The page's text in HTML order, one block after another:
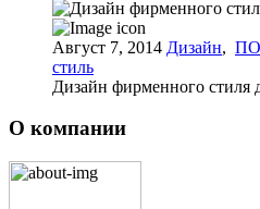
Август 7, 2014 Дизайн,
стиль
Дизайн фирменного стиля
О компании